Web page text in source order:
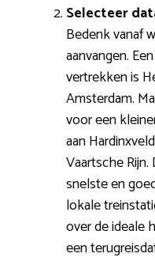
Selecteer
Bedenk vanaf
aanvangen.
vertrekken is
Amsterdam.
voor een
aan
Vaartsche
snelste en
lokale
over de ideale
een